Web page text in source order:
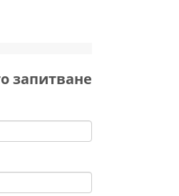
запитване